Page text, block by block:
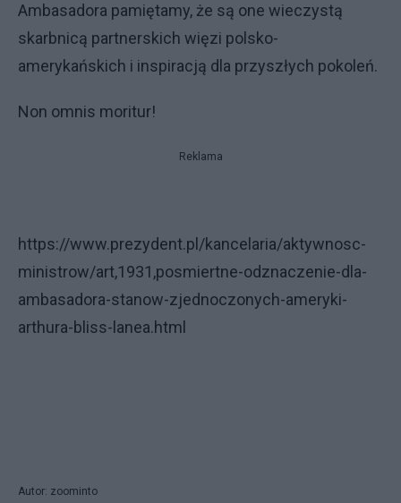
Ambasadora pamiętamy, że są one wieczystą
skarbnicą partnerskich więzi polsko-
amerykańskich i inspiracją dla przyszłych pokoleń.
Non omnis moritur!
Reklama
https://www.prezydent.pl/kancelaria/aktywnosc-
ministrow/art,1931,posmiertne-odznaczenie-dla-
ambasadora-stanow-zjednoczonych-ameryki-
arthura-bliss-lanea.html
Autor: zoominto